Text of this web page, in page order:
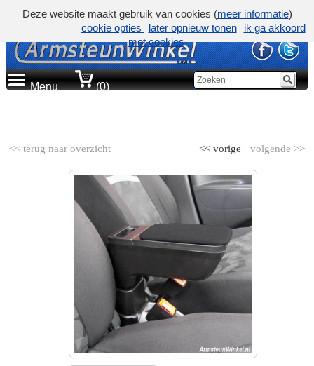
Menu (0)
<< terug naar overzicht volgende >>
<< vorige
Deze website maakt gebruik van cookies (meer informatie)
cookie opties
later opnieuw tonen
ik ga akkoord
met cookies